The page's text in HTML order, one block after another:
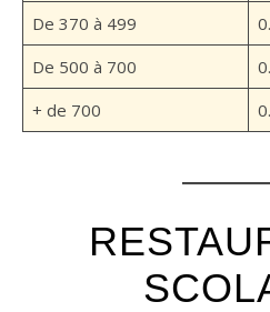
De 370 à 499
De 500 à 700
+ de 700